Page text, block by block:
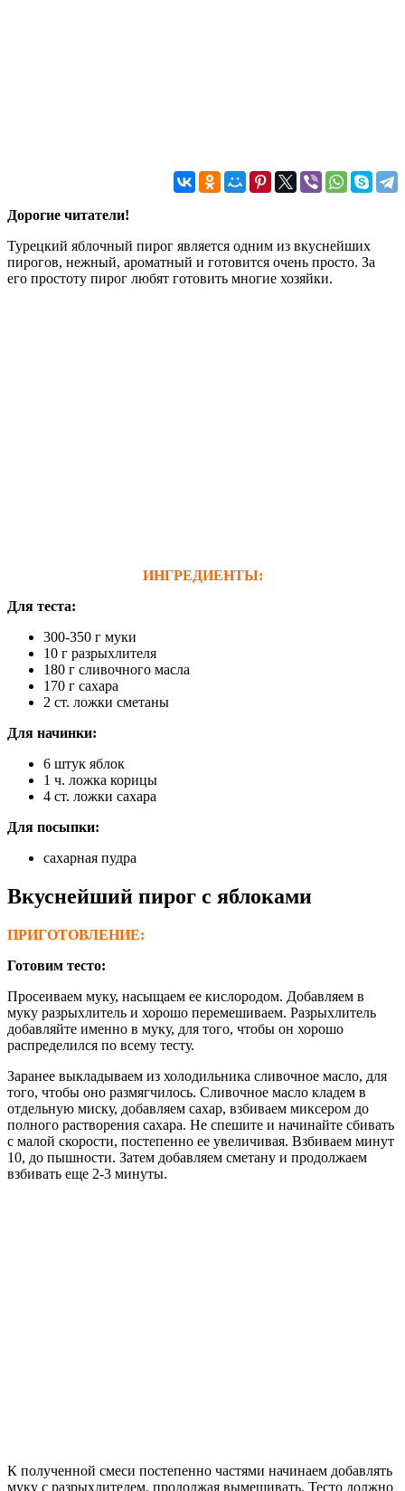
Дорогие читатели!
Турецкий яблочный пирог является одним из вкуснейших
пирогов, нежный, ароматный и готовится очень просто. За
его простоту пирог любят готовить многие хозяйки.
ИНГРЕДИЕНТЫ:
Для теста:
300-350 г муки
10 г разрыхлителя
180 г сливочного масла
170 г сахара
2 ст. ложки сметаны
Для начинки:
6 штук яблок
1 ч. ложка корицы
4 ст. ложки сахара
Для посыпки:
сахарная пудра
Вкуснейший пирог с яблоками
ПРИГОТОВЛЕНИЕ:
Готовим тесто:
Просеиваем муку, насыщаем ее кислородом. Добавляем в
муку разрыхлитель и хорошо перемешиваем. Разрыхлитель
добавляйте именно в муку, для того, чтобы он хорошо
распределился по всему тесту.
Заранее выкладываем из холодильника сливочное масло, для
того, чтобы оно размягчилось. Сливочное масло кладем в
отдельную миску, добавляем сахар, взбиваем миксером до
полного растворения сахара. Не спешите и начинайте сбивать
с малой скорости, постепенно ее увеличивая. Взбиваем минут
10, до пышности. Затем добавляем сметану и продолжаем
взбивать еще 2-3 минуты.
К полученной смеси постепенно частями начинаем добавлять
муку с разрыхлителем, продолжая вымешивать. Тесто должно